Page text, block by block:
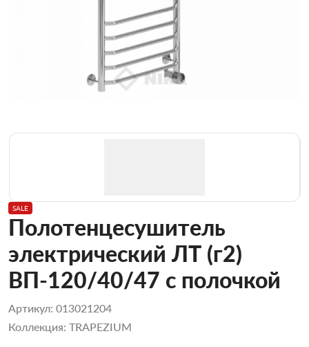
SALE
Полотенцесушитель
электрический ЛТ (г2)
ВП-120/40/47 с полочкой
Артикул: 013021204
Коллекция: TRAPEZIUM